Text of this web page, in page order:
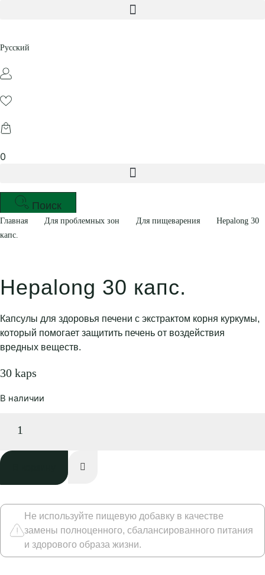
Русский
0
Поиск
Главная Для проблемных зон Для пищеварения
Hepalong 30
капс.
Hepalong 30 капс.
Капсулы для здоровья печени с экстрактом корня куркумы,
который помогает защитить печень от воздействия
вредных веществ.
30 kaps
В наличии
Не используйте пищевую добавку в качестве
замены полноценного, сбалансированного питания
и здорового образа жизни.